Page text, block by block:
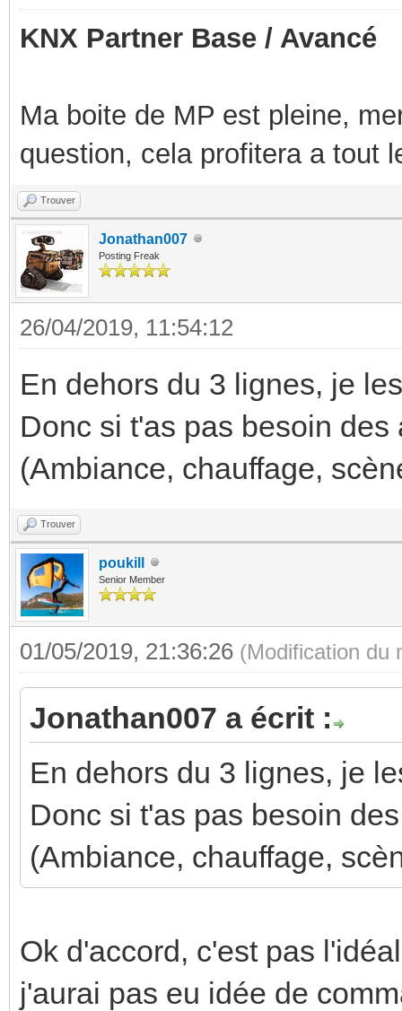
KNX Partner Base / Avancé
Ma boite de MP est pleine,
question, cela profitera a tout
Trouver
Jonathan007
Posting Freak
26/04/2019, 11:54:12
En dehors du 3 lignes, je
Donc si t'as pas besoin
(Ambiance, chauffage,
Trouver
poukill
Senior Member
01/05/2019, 21:36:26 (Modification du
Jonathan007 a écrit :
En dehors du 3 lignes, je
Donc si t'as pas besoin
(Ambiance, chauffage,
Ok d'accord, c'est pas
j'aurai pas eu idée de